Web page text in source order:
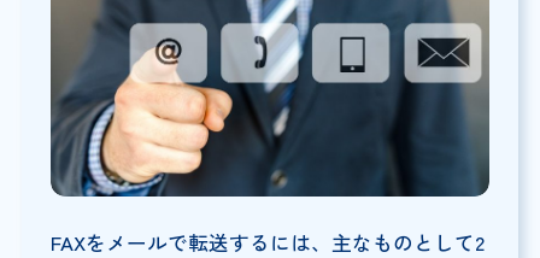
FAXをメールで転送するには、主なものとして2